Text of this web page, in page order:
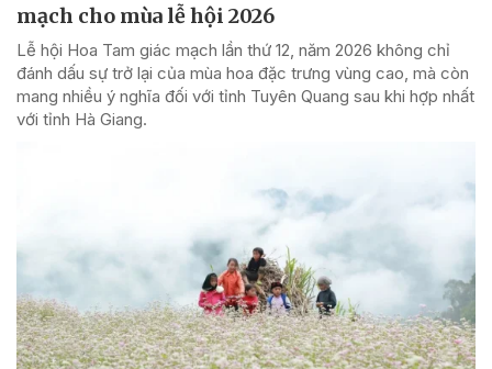
mạch cho mùa lễ hội 2026
Lễ hội Hoa Tam giác mạch lần thứ 12, năm 2026 không chỉ
đánh dấu sự trở lại của mùa hoa đặc trưng vùng cao, mà còn
mang nhiều ý nghĩa đối với tỉnh Tuyên Quang sau khi hợp nhất
với tỉnh Hà Giang.